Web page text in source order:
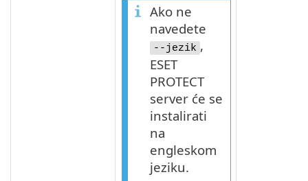
Ako ne
navedete
--jezik ,
ESET
PROTECT
server će se
instalirati
na
engleskom
jeziku.